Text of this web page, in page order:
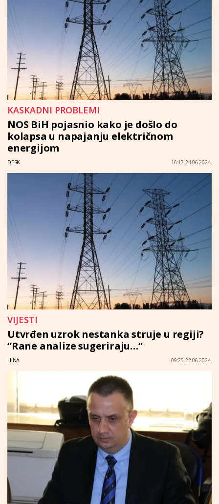
KASKADNI PROBLEMI
NOS BiH pojasnio kako je došlo do
kolapsa u napajanju električnom
energijom
DESK 16:17 24.06.2024.
VIJESTI
Utvrđen uzrok nestanka struje u regiji?
“Rane analize sugeriraju…”
HINA 09:25 22.06.2024.